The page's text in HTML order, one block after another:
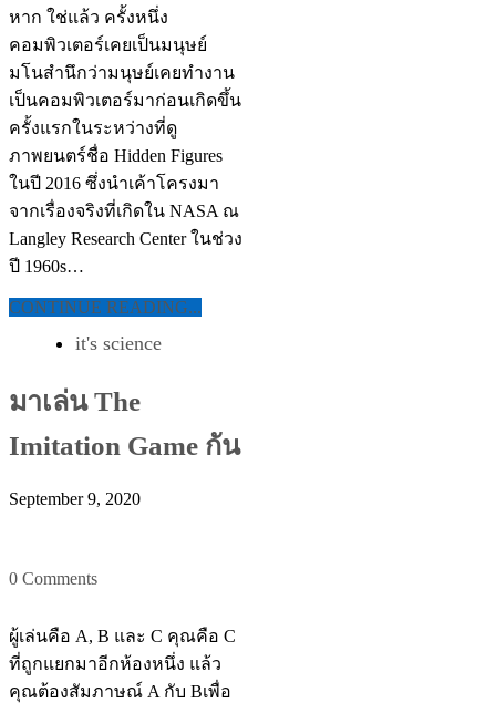
หาก ใช่แล้ว ครั้งหนึ่ง
คอมพิวเตอร์เคยเป็นมนุษย์
มโนสำนึกว่ามนุษย์เคยทำงาน
เป็นคอมพิวเตอร์มาก่อนเกิดขึ้น
ครั้งแรกในระหว่างที่ดู
ภาพยนตร์ชื่อ Hidden Figures
ในปี 2016 ซึ่งนำเค้าโครงมา
จากเรื่องจริงที่เกิดใน NASA ณ
Langley Research Center ในช่วง
ปี 1960s…
CONTINUE READING...
it's science
มาเล่น The
Imitation Game กัน
September 9, 2020
0 Comments
ผู้เล่นคือ A, B และ C คุณคือ C
ที่ถูกแยกมาอีกห้องหนึ่ง แล้ว
คุณต้องสัมภาษณ์ A กับ Bเพื่อ